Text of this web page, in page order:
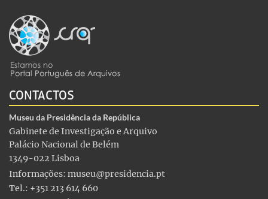
CONTACTOS
Museu da Presidência da República
Gabinete de Investigação e Arquivo
Palácio Nacional de Belém
1349-022 Lisboa
Informações: museu@presidencia.pt
Tel.: +351 213 614 660